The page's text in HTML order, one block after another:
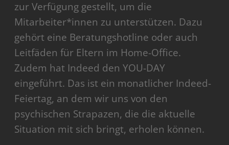
zur Verfügung gestellt, um die
Mitarbeiter*innen zu unterstützen. Dazu
gehört eine Beratungshotline oder auch
Leitfäden für Eltern im Home-Office.
Zudem hat Indeed den YOU-DAY
eingeführt. Das ist ein monatlicher Indeed-
Feiertag, an dem wir uns von den
psychischen Strapazen, die die aktuelle
Situation mit sich bringt, erholen können.